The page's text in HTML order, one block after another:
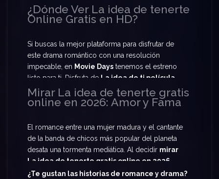
Coachella cambiaría su vida al iniciar un romance
inesperado con Hayes Campbell, el líder de
tenerte Online Gratis y descubre si este amor
puede sobrevivir al ojo público.
¿Dónde Ver La idea de tenerte
Online Gratis en HD?
Si buscas la mejor plataforma para disfrutar de
este drama romántico con una resolución
impecable, en Movie Days tenemos el estreno
listo para ti. Disfruta de La idea de ti película
completa HD
y déjate llevar por la química entre
los protagonistas. Te ofrecemos la oportunidad
con servidores rápidos para que no te pierdas ni
un suspiro de esta relación.
Mirar La idea de tenerte gratis
online en 2026: Amor y Fama
El romance entre una mujer madura y el cantante
de la banda de chicos más popular del planeta
desata una tormenta mediática. Al decidir mirar
La idea de tenerte gratis online en 2026
serás testigo de los desafíos de Solène al
¿Te gustan las historias de romance y drama?